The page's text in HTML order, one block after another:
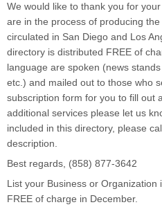
We would like to thank you for
are in the process of producing
circulated in San Diego and Los
directory is distributed FREE of
language are spoken (news
etc.) and mailed out to those who
subscription form for you to fill out
additional services please let us
included in this directory, please
description.
Best regards, (858) 877-3642
List your Business or
FREE of charge in December.